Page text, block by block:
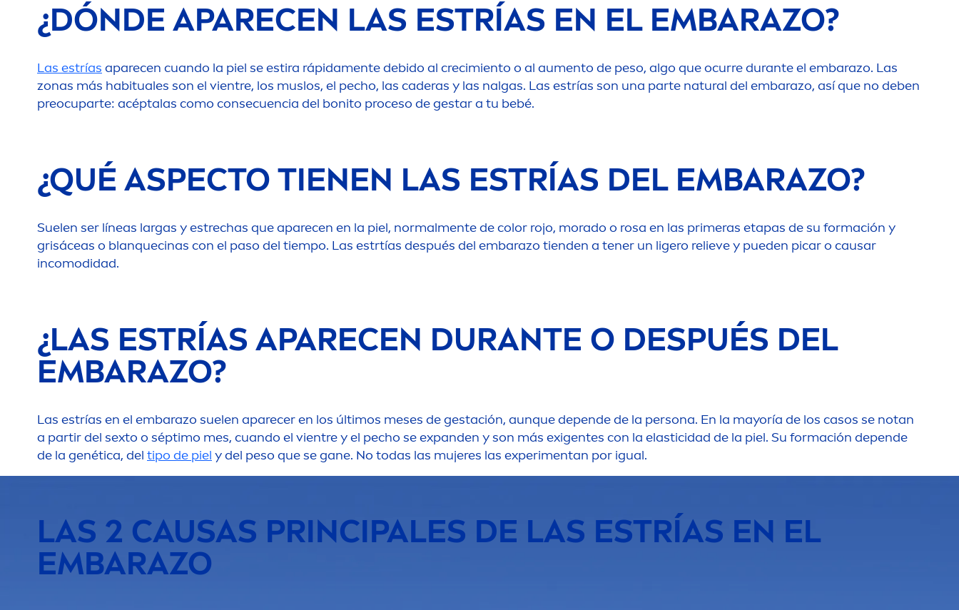
¿DÓNDE APARECEN LAS ESTRÍAS EN EL EMBARAZO?
Las estrías aparecen cuando la piel se estira rápidamente debido al crecimiento o al aumento de peso, algo que ocurre durante el embarazo. Las
zonas más habituales son el vientre, los muslos, el pecho, las caderas y las nalgas. Las estrías son una parte natural del embarazo, así que no deben
preocuparte: acéptalas como consecuencia del bonito proceso de gestar a tu bebé.
¿QUÉ ASPECTO TIENEN LAS ESTRÍAS DEL EMBARAZO?
Suelen ser líneas largas y estrechas que aparecen en la piel, normalmente decolor rojo, morado o rosa en las primeras etapas de su formación y
grisáceas o blanquecinas con el paso del tiempo. Las estrtías después del embarazo tienden a tener un ligero relieve y pueden picar o causar
incomodidad.
¿LAS ESTRÍAS APARECEN DURANTE O DESPUÉS DEL
EMBARAZO?
Las estrías en el embarazo suelen aparecer en los últimos meses de gestación, aunque depende de la persona. En la mayoría de los casos se notan
a partir del sexto o séptimo mes, cuando el vientre y el pecho se expanden y son más exigentes con la elasticidad de la piel. Su formación depende
de la genética, del tipo de piel y del peso que se gane. No todas las mujeres las experimentan por igual.
LAS 2 CAUSAS PRINCIPALES DE LAS ESTRÍAS EN EL
EMBARAZO